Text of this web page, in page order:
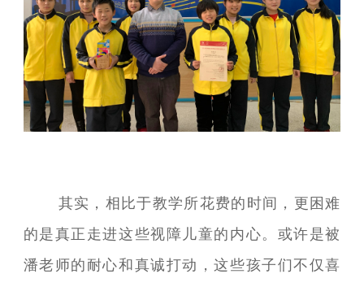
其实，相比于教学所花费的时间，更困难
的是真正走进这些视障儿童的内心。或许是被
潘老师的耐心和真诚打动，这些孩子们不仅喜